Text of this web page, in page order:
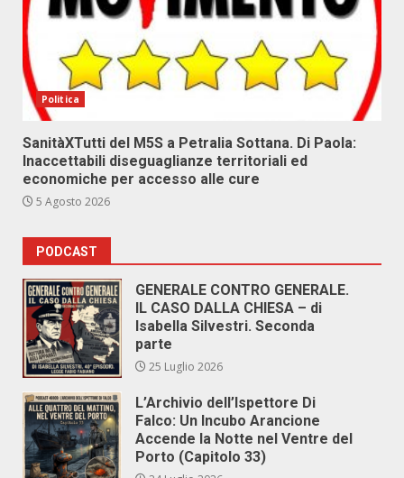
Politica
SanitàXTutti del M5S a Petralia Sottana. Di Paola:
Inaccettabili diseguaglianze territoriali ed
economiche per accesso alle cure
5 Agosto 2026
PODCAST
GENERALE CONTRO GENERALE.
IL CASO DALLA CHIESA – di
Isabella Silvestri. Seconda
parte
25 Luglio 2026
L’Archivio dell’Ispettore Di
Falco: Un Incubo Arancione
Accende la Notte nel Ventre del
Porto (Capitolo 33)